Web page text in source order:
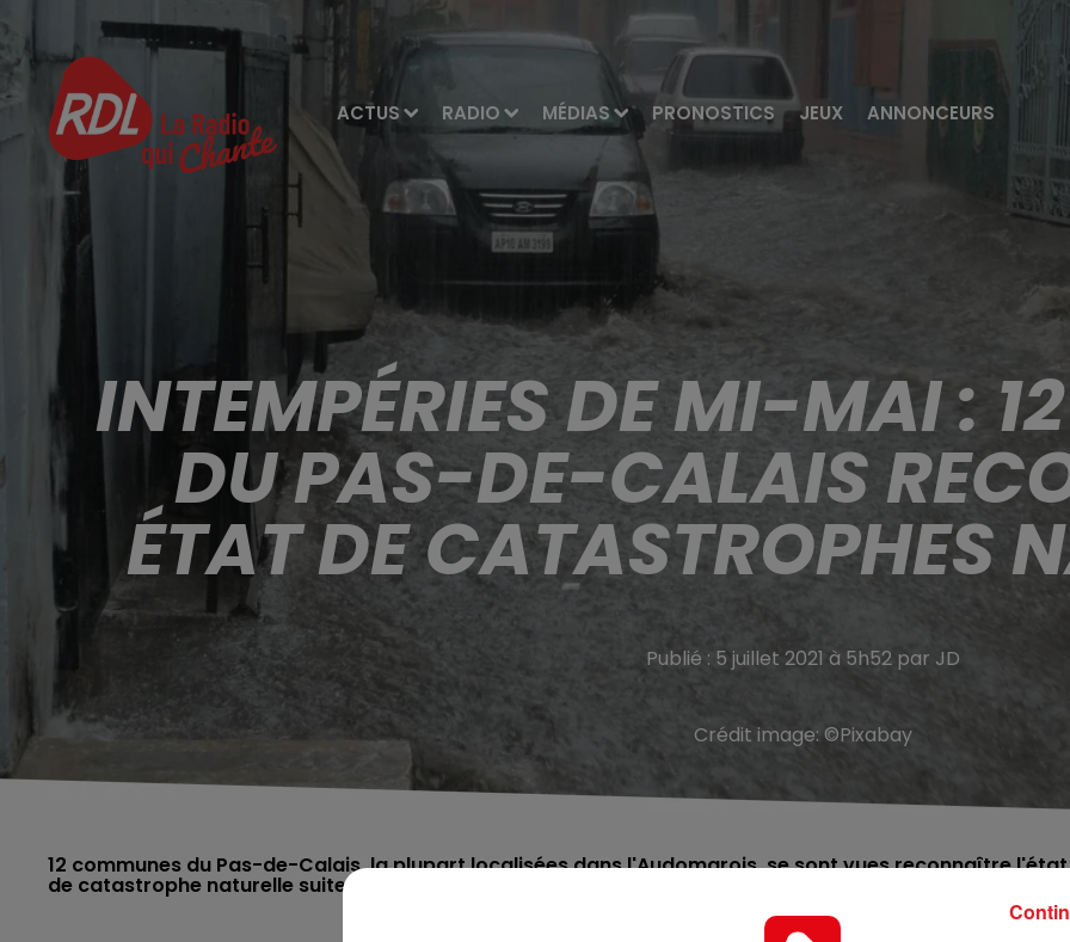
ACTUS RADIO MÉDIAS PRONOSTICS JEUX ANNONCEURS
INTEMPÉRIES DE MI-MAI :
DU PAS-DE-CALAIS
ÉTAT DE CATASTROPHES
Publié : 5 juillet 2021 à 5h52 par JD
Crédit image: ©Pixabay
12 communes du Pas-de-Calais, la plupart localisées dans l'Audomarois, se sont vues reconnaître l'état
de catastrophe naturelle suite aux intempéries du 17 au 19 juin.